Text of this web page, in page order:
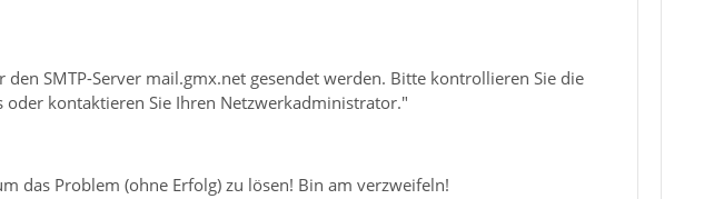
SMTP-Server mail.gmx.net gesendet werden. Bitte kontrollieren Sie die
oder kontaktieren Sie Ihren Netzwerkadministrator."
das Problem (ohne Erfolg) zu lösen! Bin am verzweifeln!